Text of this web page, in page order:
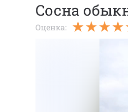
Сосна
Оценка: